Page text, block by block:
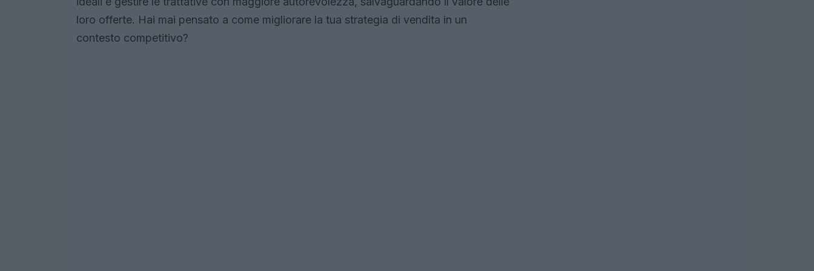
loro offerte. Hai mai pensato a come migliorare la tua strategia di vendita in un
contesto competitivo?